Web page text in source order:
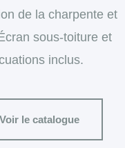
de la charpente et
sous-toiture et
inclus.
Voir le catalogue